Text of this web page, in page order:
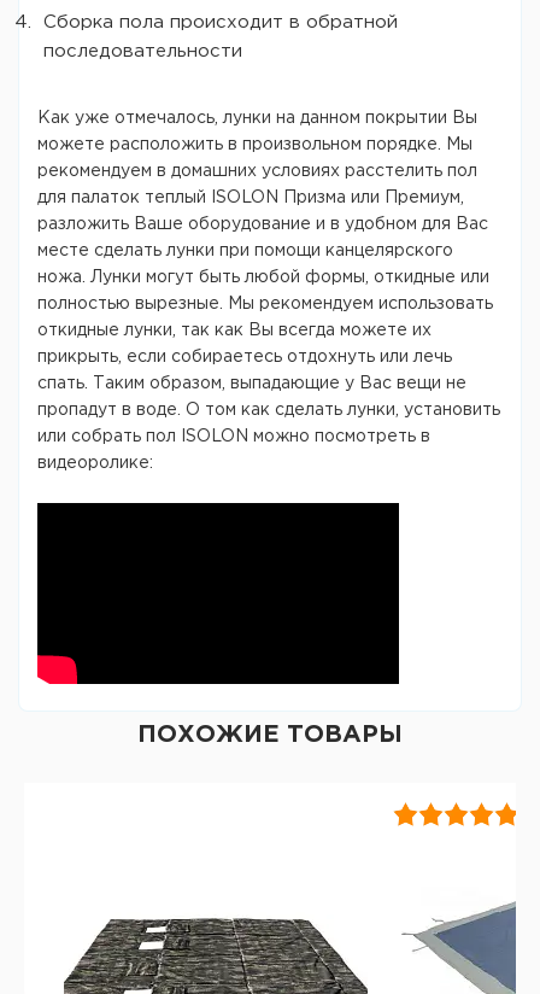
Сборка пола происходит в обратной
последовательности
Как уже отмечалось, лунки на данном покрытии Вы
можете расположить в произвольном порядке. Мы
рекомендуем в домашних условиях расстелить пол
для палаток теплый ISOLON Призма или Премиум,
разложить Ваше оборудование и в удобном для Вас
месте сделать лунки при помощи канцелярского
ножа. Лунки могут быть любой формы, откидные или
полностью вырезные. Мы рекомендуем использовать
откидные лунки, так как Вы всегда можете их
прикрыть, если собираетесь отдохнуть или лечь
спать. Таким образом, выпадающие у Вас вещи не
пропадут в воде. О том как сделать лунки, установить
или собрать пол ISOLON можно посмотреть в
видеоролике:
ПОХОЖИЕ ТОВАРЫ